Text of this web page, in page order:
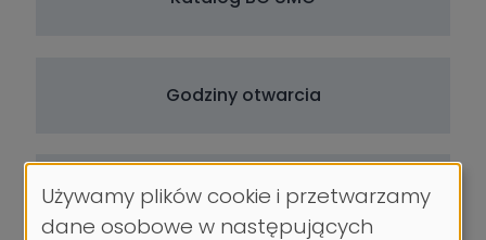
Godziny otwarcia
O bibliotece
Wykorzystanie
Używamy plików cookie i przetwarzamy
dane osobowe w następujących